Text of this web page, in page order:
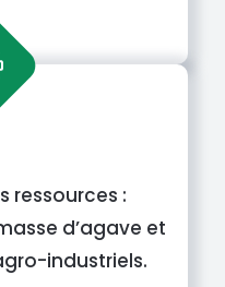
ressources :
d’agave et
industriels.